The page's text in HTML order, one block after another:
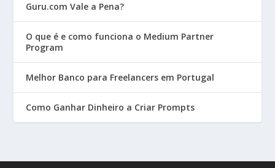
Guru.com Vale a Pena?
O que é e como funciona o Medium Partner
Program
Melhor Banco para Freelancers em Portugal
Como Ganhar Dinheiro a Criar Prompts